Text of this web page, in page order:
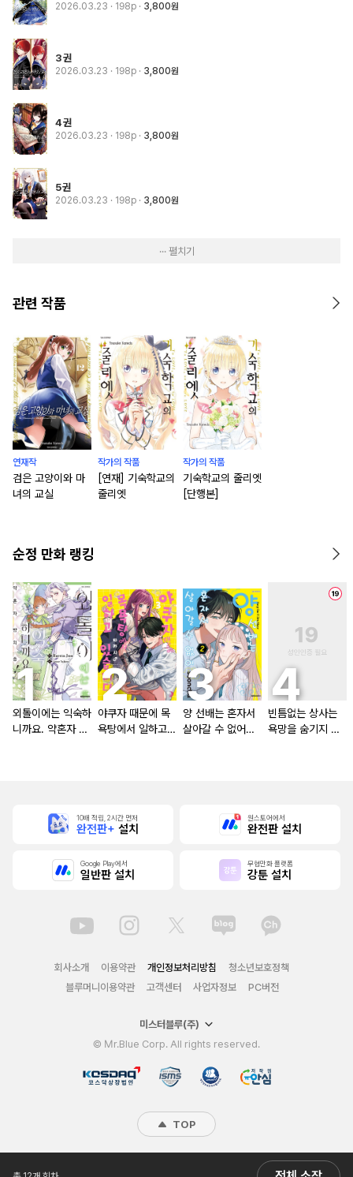
2026.03.23 · 198p 3,800원
3권
2026.03.23 · 198p 3,800원
4권
2026.03.23 · 198p 3,800원
5권
2026.03.23 · 198p 3,800원
··· 펼치기
관련 작품
연재작
검은 고양이와 마
녀의 교실
작가의 작품
[연재] 기숙학교의
줄리엣
작가의 작품
기숙학교의 줄리엣
[단행본]
순정 만화 랭킹
외톨이에는 익숙하
니까요. 약혼자 방
야쿠자 때문에 목
욕탕에서 일하고
양 선배는 혼자서
살아갈 수 없어
빈틈없는 상사는
욕망을 숨기지 않
10배 적립, 2시간 먼저
완전판+ 설치
원스토어에서
완전판 설치
Google Play에서
일반판 설치
무협만화 플랫폼
강툰 설치
회사소개 이용약관 개인정보처리방침
청소년보호정책
블루머니이용약관
고객센터 사업자정보 PC버전
미스터블루(주)
© Mr.Blue Corp. All rights reserved.
TOP